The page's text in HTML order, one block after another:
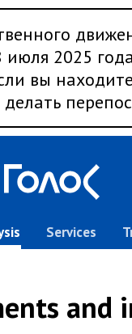
июля 2025
вы
Services
and